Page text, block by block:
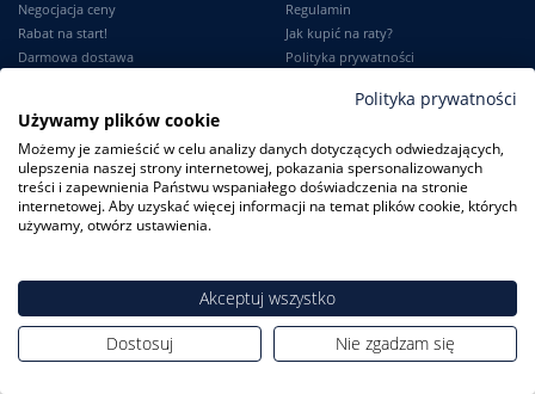
Negocjacja ceny
Rabat na start!
Darmowa dostawa
Regulamin
Jak kupić na raty?
Polityka prywatności
Zużyty sprzęt
Moje konto
Logowanie
Informacje
Blog
Słownik
Leksykon zegarków
Polityka prywatności
Używamy plików cookie
Możemy je zamieścić w celu analizy danych dotyczących odwiedzających,
ulepszenia naszej strony internetowej, pokazania spersonalizowanych
treści i zapewnienia Państwu wspaniałego doświadczenia na stronie
internetowej. Aby uzyskać więcej informacji na temat plików cookie, których
używamy, otwórz ustawienia.
Akceptuj wszystko
Dostosuj
Nie zgadzam się